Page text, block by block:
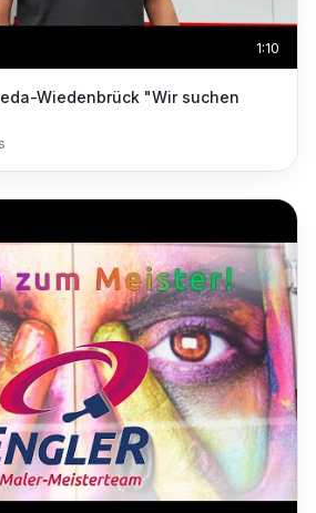
1:10
Wiedenbrück "Wir suchen